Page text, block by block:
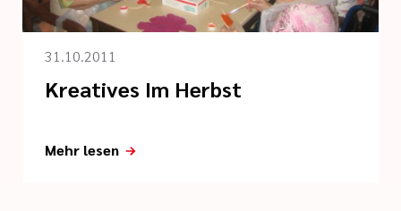
31.10.2011
Kreatives Im Herbst
Mehr lesen